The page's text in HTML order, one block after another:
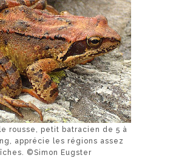
rousse, petit batracien de 5 à
apprécie les régions assez
©Simon Eugster